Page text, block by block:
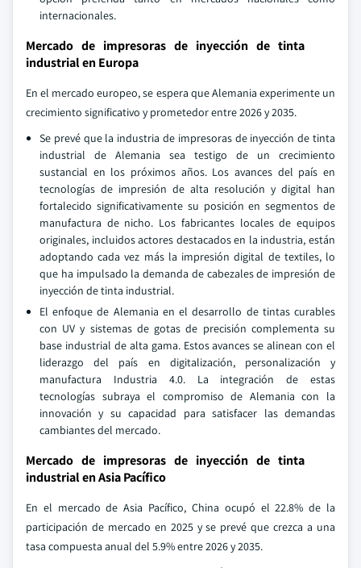
internacionales.
Mercado de impresoras de inyección de tinta
industrial en Europa
En el mercado europeo, se espera que Alemania experimente un
crecimiento significativo y prometedor entre 2026 y 2035.
Se prevé que la industria de impresoras de inyección de tinta
industrial de Alemania sea testigo de un crecimiento
sustancial en los próximos años. Los avances del país en
tecnologías de impresión de alta resolución y digital han
fortalecido significativamente su posición en segmentos de
manufactura de nicho. Los fabricantes locales de equipos
originales, incluidos actores destacados en la industria, están
adoptando cada vez más la impresión digital de textiles, lo
que ha impulsado la demanda de cabezales de impresión de
inyección de tinta industrial.
El enfoque de Alemania en el desarrollo de tintas curables
con UV y sistemas de gotas de precisión complementa su
base industrial de alta gama. Estos avances se alinean con el
liderazgo del país en digitalización, personalización y
manufactura Industria 4.0. La integración de estas
tecnologías subraya el compromiso de Alemania con la
innovación y su capacidad para satisfacer las demandas
cambiantes del mercado.
Mercado de impresoras de inyección de tinta
industrial en Asia Pacífico
En el mercado de Asia Pacífico, China ocupó el 22.8% de la
participación de mercado en 2025 y se prevé que crezca a una
tasa compuesta anual del 5.9% entre 2026 y 2035.